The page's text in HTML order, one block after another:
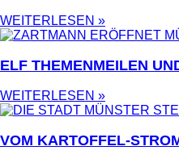
WEITERLESEN »
ELF THEMENMEILEN
WEITERLESEN »
VOM KARTOFFEL-